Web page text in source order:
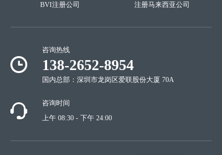
BVI注册公司
注册马来西亚公司
咨询热线
138-2652-8954
国内总部：深圳市龙岗区爱联股份大厦 70A
咨询时间
上午 08:30 - 下午 24:00